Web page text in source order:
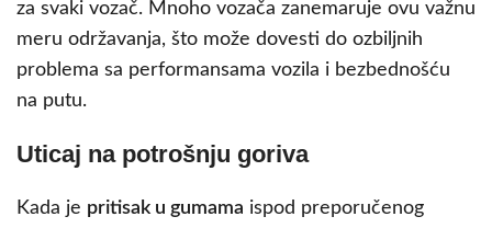
za svaki vozač. Mnoho vozača zanemaruje ovu važnu
meru održavanja, što može dovesti do ozbiljnih
problema sa performansama vozila i bezbednošću
na putu.
Uticaj na potrošnju goriva
Kada je pritisak u gumama ispod preporučenog